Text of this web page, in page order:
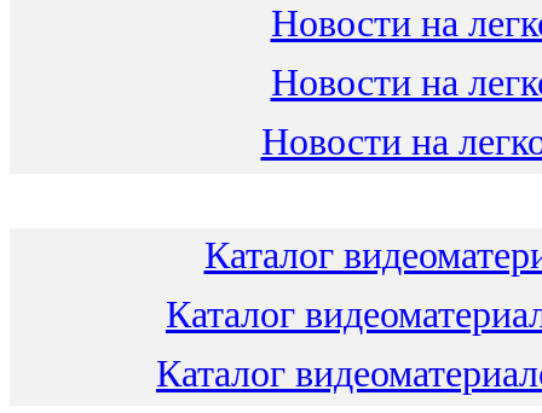
Новости на
Новости на
Новости на
Каталог
Каталог
Каталог